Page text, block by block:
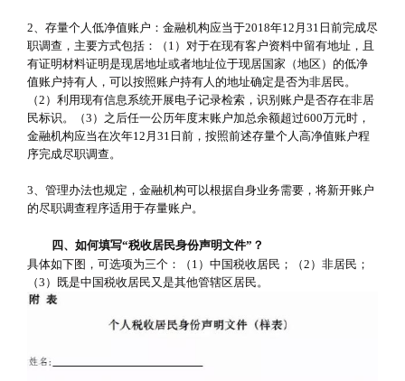
2、存量个人低净值账户：金融机构应当于2018年12月31日前完成尽
职调查，主要方式包括：（1）对于在现有客户资料中留有地址，且
有证明材料证明是现居地址或者地址位于现居国家（地区）的低净
值账户持有人，可以按照账户持有人的地址确定是否为非居民。
（2）利用现有信息系统开展电子记录检索，识别账户是否存在非居
民标识。（3）之后任一公历年度末账户加总余额超过600万元时，
金融机构应当在次年12月31日前，按照前述存量个人高净值账户程
序完成尽职调查。
3、管理办法也规定，金融机构可以根据自身业务需要，将新开账户
的尽职调查程序适用于存量账户。
四、如何填写“税收居民身份声明文件”？
具体如下图，可选项为三个：（1）中国税收居民；（2）非居民；
（3）既是中国税收居民又是其他管辖区居民。